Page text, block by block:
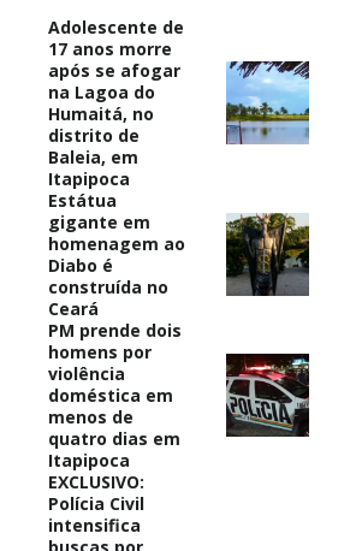
Adolescente de
17 anos morre
após se afogar
na Lagoa do
Humaitá, no
distrito de
Baleia, em
Itapipoca
Estátua
gigante em
homenagem ao
Diabo é
construída no
Ceará
PM prende dois
homens por
violência
doméstica em
menos de
quatro dias em
Itapipoca
EXCLUSIVO:
Polícia Civil
intensifica
buscas por